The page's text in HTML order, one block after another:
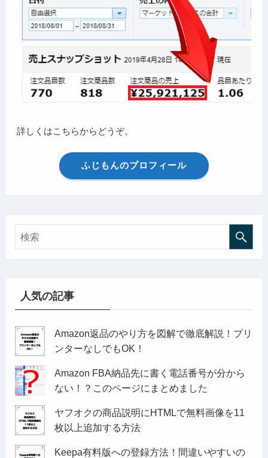
詳しくはこちらからどうぞ。
ふじもんのプロフィール
人気の記事
Amazon返品のやり方を図解で徹底解説！プリ
ンターなしでもOK！
Amazon FBA納品先に書く電話番号が分から
ない！？このページにまとめました
ヤフオクの商品説明にHTMLで無料画像を11
枚以上追加する方法
Keepa有料版への登録方法！間違いやすいの